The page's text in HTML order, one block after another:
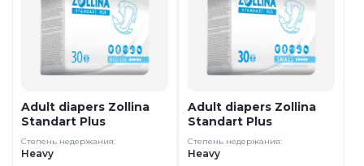
Adult diapers Zollina
Standart Plus
Степень недержания:
Heavy
Adult diapers Zollina
Standart Plus
Степень недержания:
Heavy